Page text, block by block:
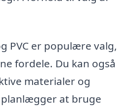
PVC er populære valg,
fordele. Du kan også
materialer og
at bruge